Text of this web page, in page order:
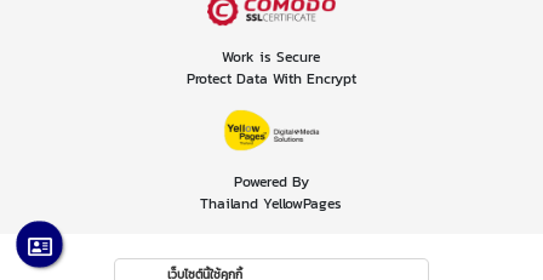
Work is Secure
Protect Data With Encrypt
Powered By
Thailand YellowPages
เว็บไซต์นี้ใช้คุกกี้